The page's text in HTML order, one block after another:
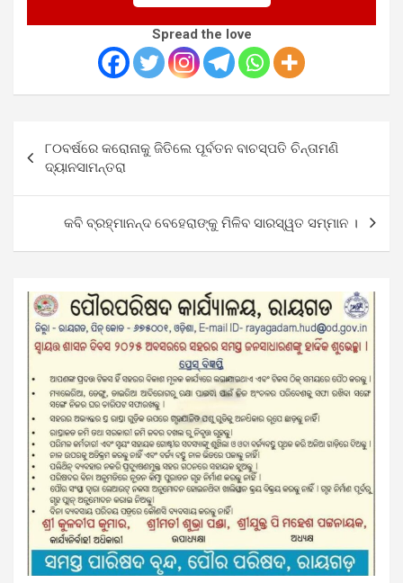
Spread the love
navigation
୮୦ବର୍ଷରେ କରୋନାକୁ ଜିତିଲେ ପୂର୍ବତନ ବାଚସ୍ପତି ଚିନ୍ତାମଣି
ଦ୍ୟାନସାମନ୍ତରା
କବି ବ୍ରହ୍ମାନନ୍ଦ ବେହେରାଙ୍କୁ ମିଳିବ ସାରସ୍ୱତ ସମ୍ମାନ ।